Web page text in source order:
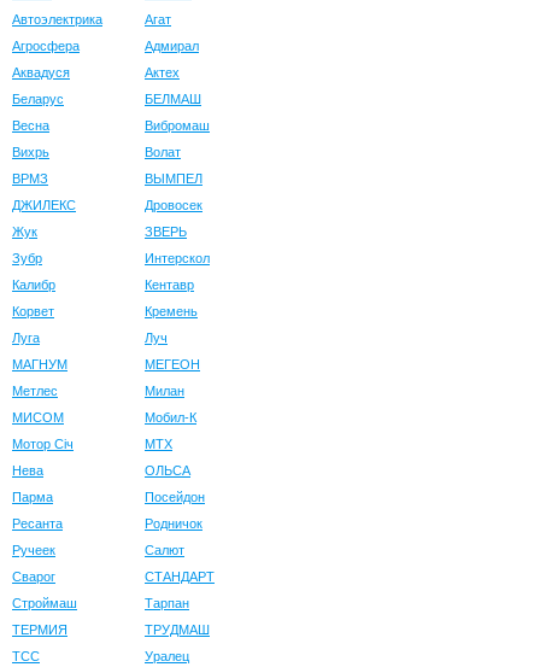
Автоэлектрика
Агат
Агросфера
Адмирал
Аквадуся
Актех
Беларус
БЕЛМАШ
Весна
Вибромаш
Вихрь
Волат
ВРМЗ
ВЫМПЕЛ
ДЖИЛЕКС
Дровосек
Жук
ЗВЕРЬ
Зубр
Интерскол
Калибр
Кентавр
Корвет
Кремень
Луга
Луч
МАГНУМ
МЕГЕОН
Метлес
Милан
МИСОМ
Мобил-К
Мотор Сiч
МТХ
Нева
ОЛЬСА
Парма
Посейдон
Ресанта
Родничок
Ручеек
Салют
Сварог
СТАНДАРТ
Строймаш
Тарпан
ТЕРМИЯ
ТРУДМАШ
ТСС
Уралец